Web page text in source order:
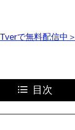
で無料配信中＞
目次